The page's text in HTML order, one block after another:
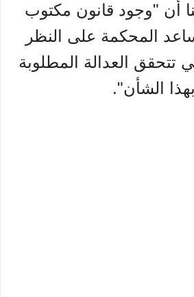
أن "وجود قانون مكتوب
المحكمة على النظر
تتحقق العدالة المطلوبة
بهذا الشأن".